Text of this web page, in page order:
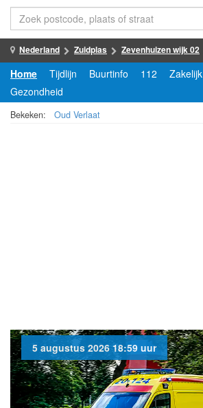
Nederland Zuidplas Zevenhuizen wijk 02
Home Tijdlijn Buurtinfo 112 Zakelijk
Gezondheid
Bekeken: Oud Verlaat
5 augustus 2026 18:59 uur